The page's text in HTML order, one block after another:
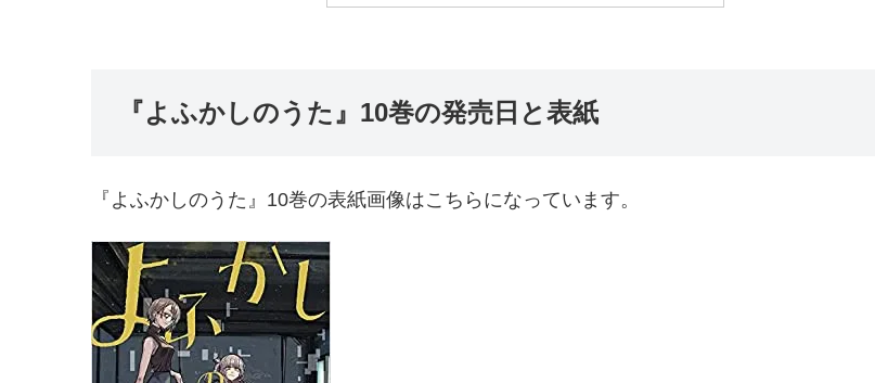
『よふかしのうた』10巻の発売日と表紙
『よふかしのうた』10巻の表紙画像はこちらになっています。